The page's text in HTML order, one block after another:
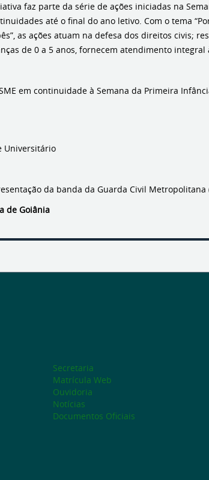
faz parte da série de ações iniciadas na
até o final do ano letivo. Com o tema
as ações atuam na defesa dos direitos civis;
de 0 a 5 anos, fornecem atendimento
em continuidade à Semana da Primeira
Universitário
da banda da Guarda Civil
de Goiânia
Secretaria
Matrícula Web
Ouvidoria
Notícias
Documentos Oficiais